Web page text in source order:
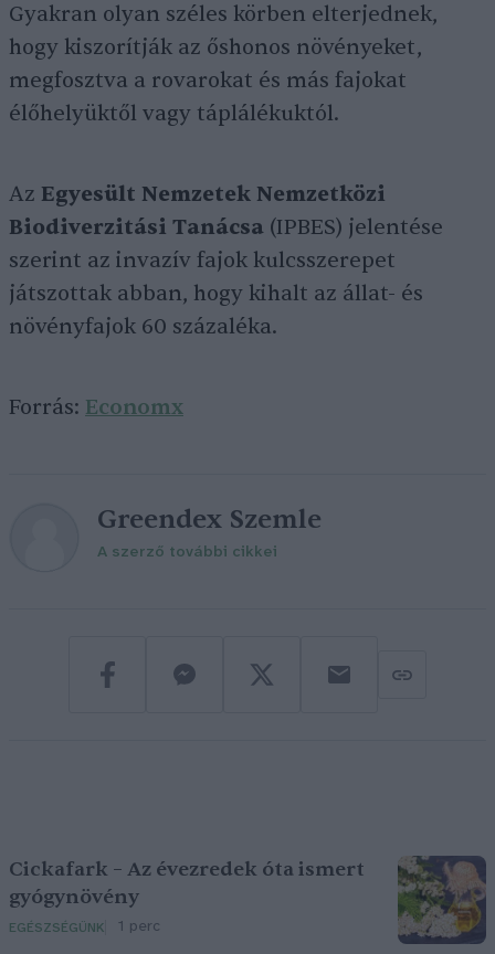
Gyakran olyan széles körben elterjednek,
hogy kiszorítják az őshonos növényeket,
megfosztva a rovarokat és más fajokat
élőhelyüktől vagy táplálékuktól.
Az Egyesült Nemzetek Nemzetközi
Biodiverzitási Tanácsa (IPBES) jelentése
szerint az invazív fajok kulcsszerepet
játszottak abban, hogy kihalt az állat- és
növényfajok 60 százaléka.
Forrás: Economx
Greendex Szemle
A szerző további cikkei
Cickafark – Az évezredek óta ismert
gyógynövény
EGÉSZSÉGÜNK 1 perc